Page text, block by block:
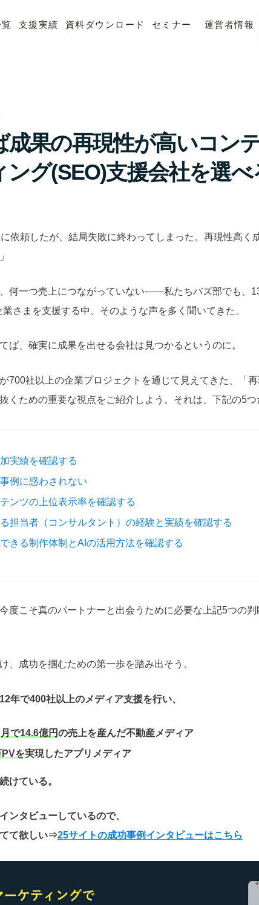
支援実績 資料ダウンロード セミナー 運営者情報
成果の再現性が高いコン
ング(SEO)支援会社を選
に依頼したが、結局失敗に終わってしまった。再現性高く
何一つ売上につながっていない――私たちバズ部でも、
さまを支援する中、そのような声を多く聞いてきた。
ば、確実に成果を出せる会社は見つかるというのに。
700社以上の企業プロジェクトを通じて見えてきた、「
くための重要な視点をご紹介しよう。それは、下記の5つ
実績を確認する
例に惑わされない
ンツの上位表示率を確認する
担当者（コンサルタント）の経験と実績を確認する
きる制作体制とAIの活用方法を確認する
度こそ真のパートナーと出会うために必要な上記5つの
、成功を掴むための第一歩を踏み出そう。
年で400社以上のメディア支援を行い、
で14.6億円の売上を産んだ不動産メディア
を実現したアプリメディア
けている。
ンタビューしているので、
て欲しい⇒25サイトの成功事例インタビューはこちら